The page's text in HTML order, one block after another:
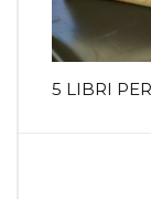
5 LIBRI